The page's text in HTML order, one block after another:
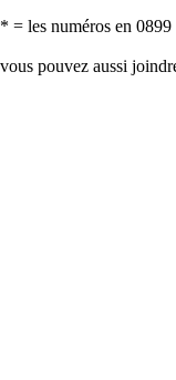
* = les numéros en
vous pouvez aussi